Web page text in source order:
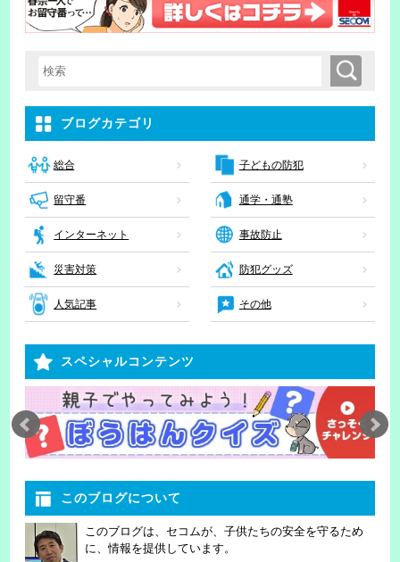
検索キーワード入力 検索
ブログカテゴリ
総合 子どもの防犯
留守番 通学・通塾
インターネット 事故防止
災害対策 防犯グッズ
人気記事 その他
スペシャルコンテンツ
このブログについて
このブログは、セコムが、子供たちの安全を守るため
に、情報を提供しています。